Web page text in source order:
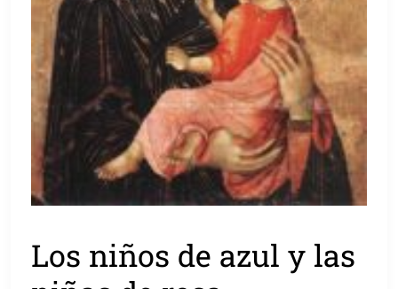
Los niños de azul y las